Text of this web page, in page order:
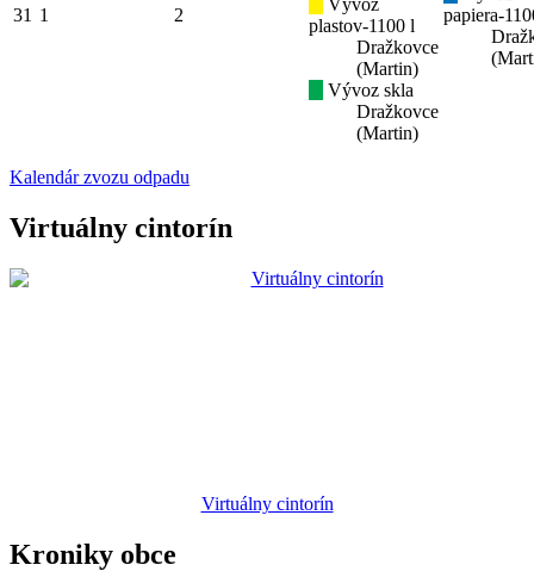
31 1 2
Vývoz
plastov-1100 l
Dražkovce
(Martin)
Vývoz skla
Dražkovce
(Martin)
papiera-
Kalendár zvozu odpadu
Virtuálny cintorín
Virtuálny cintorín
Kroniky obce